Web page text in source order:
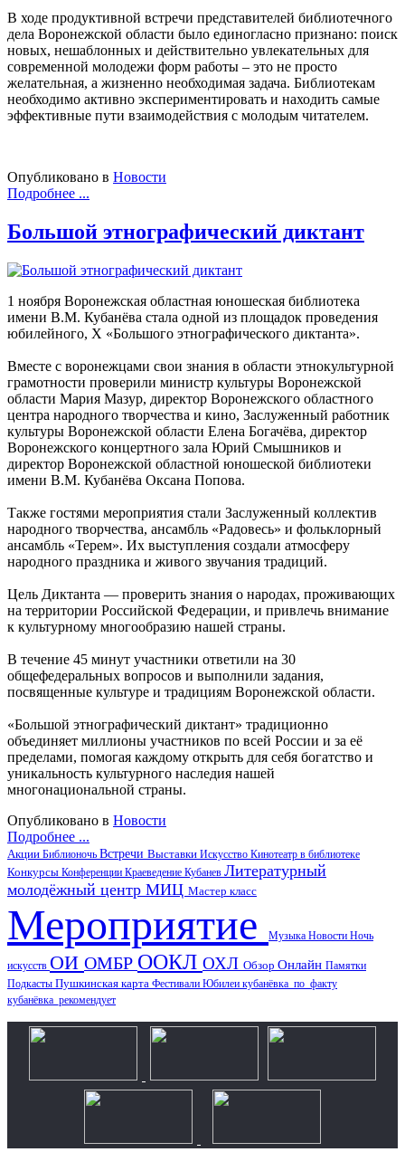
В ходе продуктивной встречи представителей библиотечного
дела Воронежской области было единогласно признано: поиск
новых, нешаблонных и действительно увлекательных для
современной молодежи форм работы – это не просто
желательная, а жизненно необходимая задача. Библиотекам
необходимо активно экспериментировать и находить самые
эффективные пути взаимодействия с молодым читателем.
Опубликовано в Новости
Подробнее ...
Большой этнографический диктант
1 ноября Воронежская областная юношеская библиотека
имени В.М. Кубанёва стала одной из площадок проведения
юбилейного, X «Большого этнографического диктанта».
Вместе с воронежцами свои знания в области этнокультурной
грамотности проверили министр культуры Воронежской
области Мария Мазур, директор Воронежского областного
центра народного творчества и кино, Заслуженный работник
культуры Воронежской области Елена Богачёва, директор
Воронежского концертного зала Юрий Смышников и
директор Воронежской областной юношеской библиотеки
имени В.М. Кубанёва Оксана Попова.
Также гостями мероприятия стали Заслуженный коллектив
народного творчества, ансамбль «Радовесь» и фольклорный
ансамбль «Терем». Их выступления создали атмосферу
народного праздника и живого звучания традиций.
Цель Диктанта — проверить знания о народах, проживающих
на территории Российской Федерации, и привлечь внимание
к культурному многообразию нашей страны.
В течение 45 минут участники ответили на 30
общефедеральных вопросов и выполнили задания,
посвященные культуре и традициям Воронежской области.
«Большой этнографический диктант» традиционно
объединяет миллионы участников по всей России и за её
пределами, помогая каждому открыть для себя богатство и
уникальность культурного наследия нашей
многонациональной страны.
Опубликовано в Новости
Подробнее ...
Акции Библионочь Встречи Выставки Искусство Кинотеатр в библиотеке
Конкурсы Конференции Краеведение Кубанев Литературный
молодёжный центр МИЦ Мастер класс
Мероприятие Музыка Новости Ночь
искусств ОИ ОМБР ООКЛ ОХЛ Обзор Онлайн Памятки
Подкасты Пушкинская карта Фестивали Юбилеи кубанёвка_по_факту
кубанёвка_рекомендует